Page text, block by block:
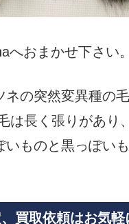
おまかせ下さい
の突然変異種の
は長く張りがあり
ものと黒っぽい
買取依頼はお気